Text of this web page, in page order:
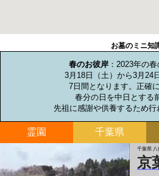
お墓のミニ知
春のお彼岸：2023年の春
3月18日（土）から3月24
7日間となります。正確
春分の日を中日とする
先祖に感謝や供養するため行
霊園 千葉県
千葉県 八
京